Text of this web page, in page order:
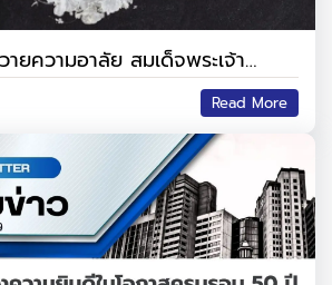
ยความอาลัย สมเด็จพระเจ้า
กิติยาภา นเรนทิราเทพยวดี กรม
พัชร มหาวัชรราชธิดา
Read More